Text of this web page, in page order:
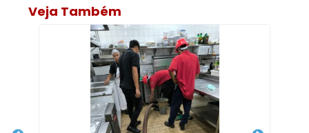
Veja Também